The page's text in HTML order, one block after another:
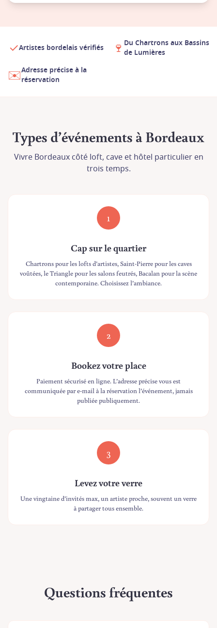
✓Artistes bordelais vérifiés 🍷 Du Chartrons aux Bassins
de Lumières
✉️Adresse précise à la
réservation
Types d’événements à Bordeaux
Vivre Bordeaux côté loft, cave et hôtel particulier en
trois temps.
1
Cap sur le quartier
Chartrons pour les lofts d’artistes, Saint-Pierre pour les caves
voûtées, le Triangle pour les salons feutrés, Bacalan pour la scène
contemporaine. Choisissez l’ambiance.
2
Bookez votre place
Paiement sécurisé en ligne. L’adresse précise vous est
communiquée par e-mail à la réservation l’événement, jamais
publiée publiquement.
3
Levez votre verre
Une vingtaine d’invités max, un artiste proche, souvent un verre
à partager tous ensemble.
Questions fréquentes